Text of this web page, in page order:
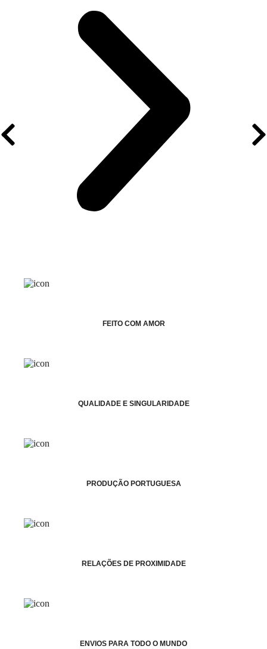
FEITO COM AMOR
QUALIDADE E SINGULARIDADE
PRODUÇÃO PORTUGUESA
RELAÇÕES DE PROXIMIDADE
ENVIOS PARA TODO O MUNDO